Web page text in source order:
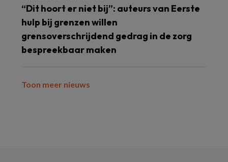
“Dit hoort er niet bij”: auteurs van Eerste
hulp bij grenzen willen
grensoverschrijdend gedrag in de zorg
bespreekbaar maken
Toon meer nieuws